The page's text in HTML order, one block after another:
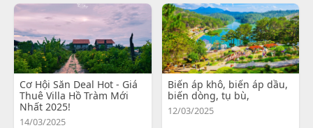
Cơ Hội Săn Deal Hot - Giá
Thuê Villa Hồ Tràm Mới
Nhất 2025!
14/03/2025
Biến áp khô, biến áp dầu,
biến dòng, tụ bù,
12/03/2025